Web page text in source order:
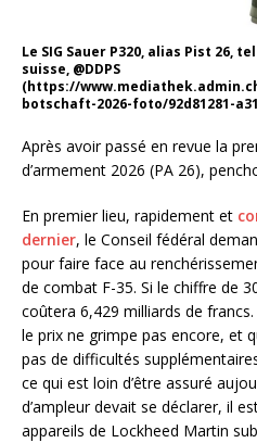
Le SIG Sauer P320, alias Pist 26,
suisse, @DDPS
(https://
botschaft-2026-foto/92d81281-
Après avoir passé en revue la
d’armement 2026 (PA 26),
En premier lieu, rapidement et
dernier, le Conseil fédéral
pour faire face au
de combat F-35. Si le chiffre de
coûtera 6,429 milliards de
le prix ne grimpe pas encore, et
pas de difficultés
ce qui est loin d’être assuré
d’ampleur devait se déclarer, il
appareils de Lockheed Martin